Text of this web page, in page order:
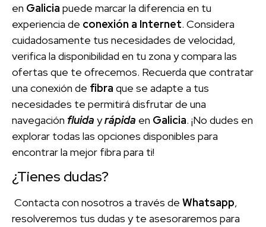
en Galicia puede marcar la diferencia en tu
experiencia de conexión a Internet. Considera
cuidadosamente tus necesidades de velocidad,
verifica la disponibilidad en tu zona y compara las
ofertas que te ofrecemos. Recuerda que contratar
una conexión de fibra que se adapte a tus
necesidades te permitirá disfrutar de una
navegación fluida yrápida en Galicia. ¡No dudes en
explorar todas las opciones disponibles para
encontrar la mejor fibra para ti!
¿Tienes dudas?
Contacta con nosotros a través de Whatsapp,
resolveremos tus dudas y te asesoraremos para